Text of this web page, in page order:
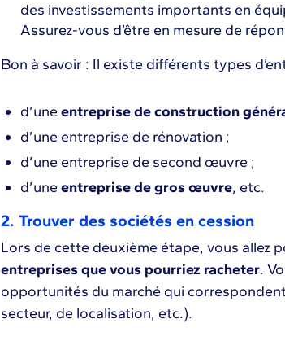
des investissements importants en
Assurez-vous d’être en mesure de
Bon à savoir : Il existe différents types
d’une entreprise de construction
d’une entreprise de rénovation ;
d’une entreprise de second œuvre ;
d’une entreprise de gros œuvre, etc.
2. Trouver des sociétés en cession
Lors de cette deuxième étape, vous allez
entreprises que vous pourriez racheter.
opportunités du marché qui
secteur, de localisation, etc.).